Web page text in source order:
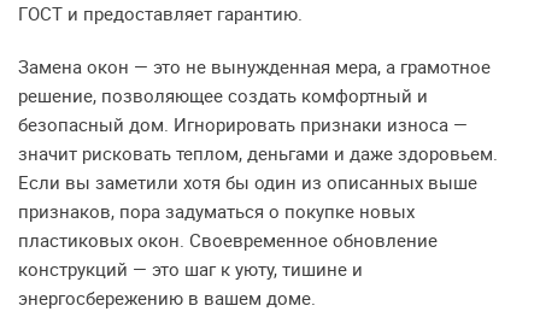
ГОСТ и предоставляет гарантию.
Замена окон — это не вынужденная мера, а грамотное
решение, позволяющее создать комфортный и
безопасный дом. Игнорировать признаки износа —
значит рисковать теплом, деньгами и даже здоровьем.
Если вы заметили хотя бы один из описанных выше
признаков, пора задуматься о покупке новых
пластиковых окон. Своевременное обновление
конструкций — это шаг к уюту, тишине и
энергосбережению в вашем доме.